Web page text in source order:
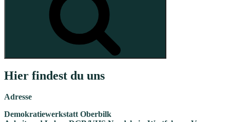
Hier findest du uns
Adresse
Demokratiewerkstatt Oberbilk